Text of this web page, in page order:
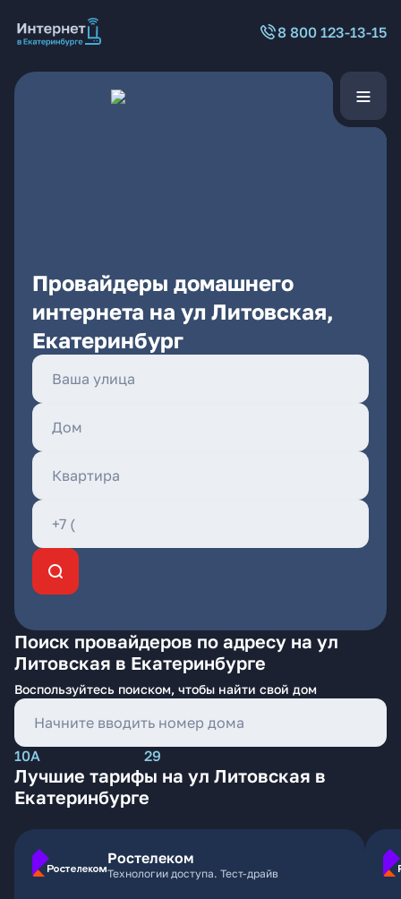
8 800 123-13-15
Провайдеры домашнего
интернета на ул Литовская,
Екатеринбург
Поиск провайдеров по адресу на ул
Литовская в Екатеринбурге
Воспользуйтесь поиском, чтобы найти свой дом
10А 29
Лучшие тарифы на ул Литовская в
Екатеринбурге
Ростелеком
Технологии доступа. Тест-драйв